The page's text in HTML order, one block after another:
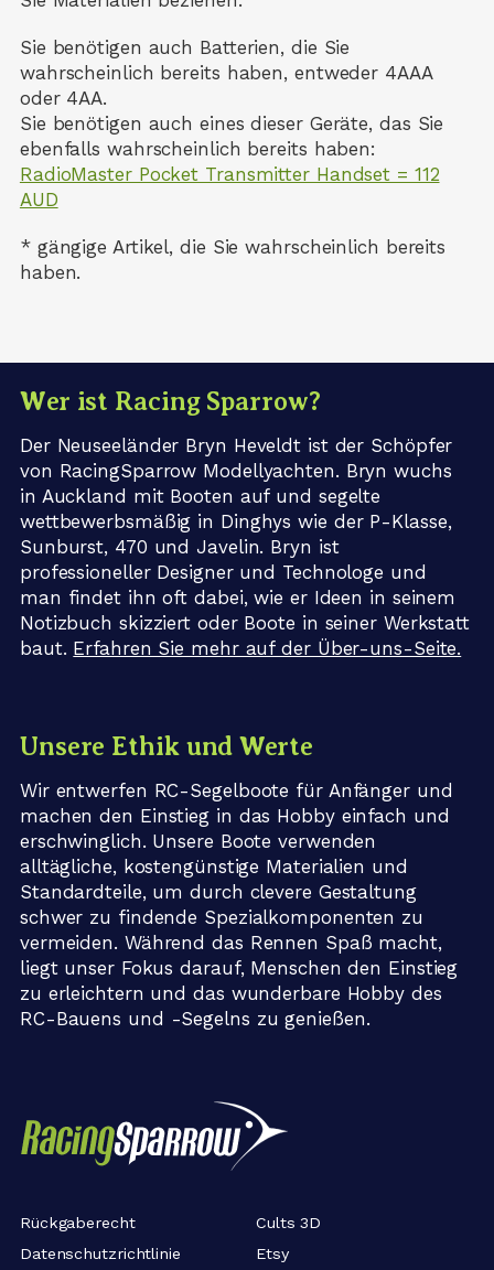
Sie benötigen auch Batterien, die Sie
wahrscheinlich bereits haben, entweder 4AAA
oder 4AA.
Sie benötigen auch eines dieser Geräte, das Sie
ebenfalls wahrscheinlich bereits haben:
RadioMaster Pocket Transmitter Handset = 112
AUD
* gängige Artikel, die Sie wahrscheinlich bereits
haben.
Wer ist Racing Sparrow?
Der Neuseeländer Bryn Heveldt ist der Schöpfer
von RacingSparrow Modellyachten. Bryn wuchs
in Auckland mit Booten auf und segelte
wettbewerbsmäßig in Dinghys wie der P-Klasse,
Sunburst, 470 und Javelin. Bryn ist
professioneller Designer und Technologe und
man findet ihn oft dabei, wie er Ideen in seinem
Notizbuch skizziert oder Boote in seiner Werkstatt
baut. Erfahren Sie mehr auf der Über-uns-Seite.
Unsere Ethik und Werte
Wir entwerfen RC-Segelboote für Anfänger und
machen den Einstieg in das Hobby einfach und
erschwinglich. Unsere Boote verwenden
alltägliche, kostengünstige Materialien und
Standardteile, um durch clevere Gestaltung
schwer zu findende Spezialkomponenten zu
vermeiden. Während das Rennen Spaß macht,
liegt unser Fokus darauf, Menschen den Einstieg
zu erleichtern und das wunderbare Hobby des
RC-Bauens und -Segelns zu genießen.
Rückgaberecht
Datenschutzrichtlinie
Cults 3D
Etsy